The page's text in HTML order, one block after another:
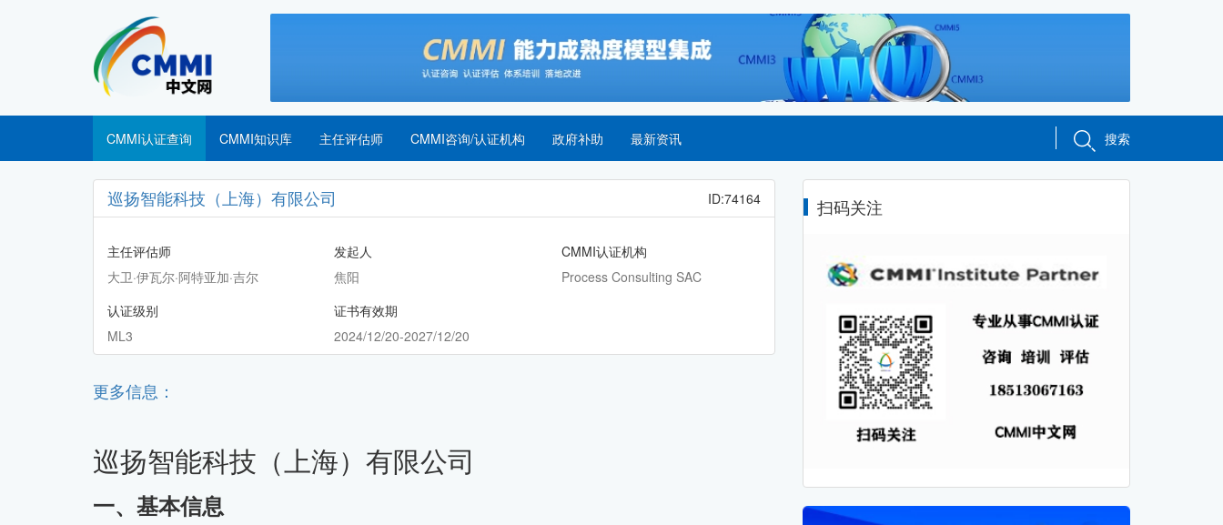
CMMI中文网
CMMI认证查询 CMMI知识库 主任评估师 CMMI咨询/认证机构 政府补助 最新资讯 搜索
巡扬智能科技（上海）有限公司 ID:74164
主任评估师
大卫·伊瓦尔·阿特亚加·吉尔
发起人
焦阳
CMMI认证机构
Process Consulting SAC
认证级别
ML3
证书有效期
2024/12/20-2027/12/20
更多信息：
巡扬智能科技（上海）有限公司
一、基本信息
扫码关注